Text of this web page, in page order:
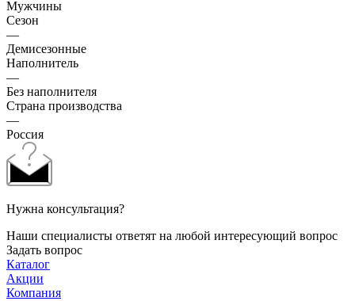
Мужчины
Сезон
—
Демисезонные
Наполнитель
—
Без наполнителя
Страна производства
—
Россия
Нужна консультация?
Наши специалисты ответят на любой интересующий вопрос
Задать вопрос
Каталог
Акции
Компания